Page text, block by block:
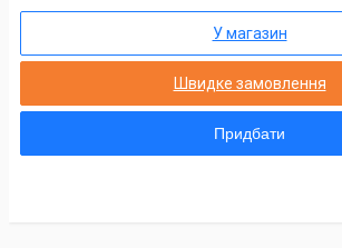
У магазин
Швидке замовлення
Придбати